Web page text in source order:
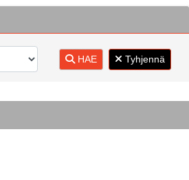
HAE Tyhjennä